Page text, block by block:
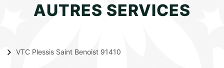
AUTRES SERVICES
VTC Plessis Saint Benoist 91410